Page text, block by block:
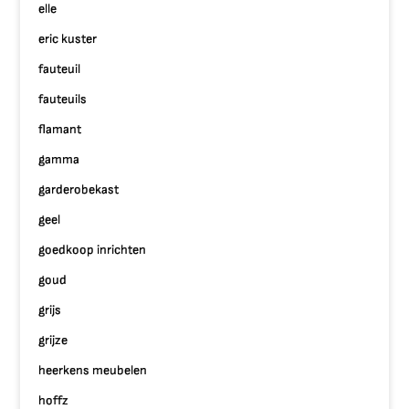
elle
eric kuster
fauteuil
fauteuils
flamant
gamma
garderobekast
geel
goedkoop inrichten
goud
grijs
grijze
heerkens meubelen
hoffz